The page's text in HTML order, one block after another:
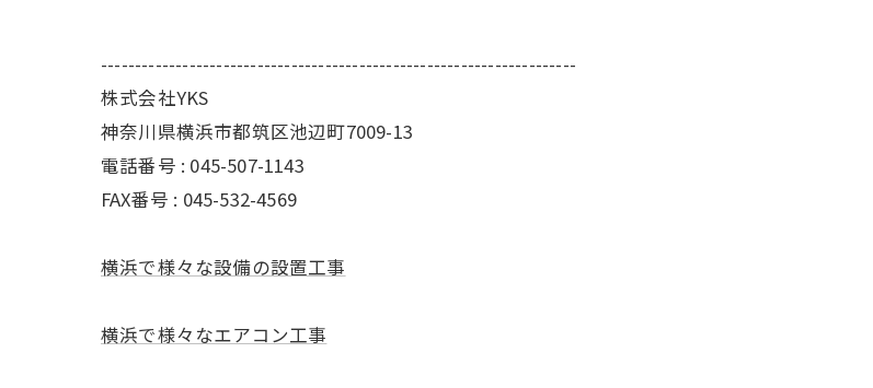
----------------------------------------------------------------------
株式会社YKS
神奈川県横浜市都筑区池辺町7009-13
電話番号 : 045-507-1143
FAX番号 : 045-532-4569
横浜で様々な設備の設置工事
横浜で様々なエアコン工事